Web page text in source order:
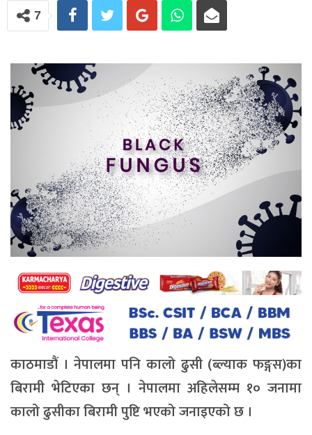
7
काठमाडौं । नेपालमा पनि कालो ढुसी (ब्ल्याक फङ्गस)का
बिरामी भेटिएका छन् । नेपालमा अहिलेसम्म १० जनामा
कालो ढुसीका बिरामी पुष्टि भएको जनाइएको छ ।